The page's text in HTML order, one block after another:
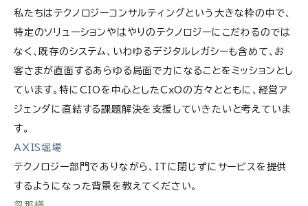
私たちはテクノロジーコンサルティングという大きな枠の中で、
特定のソリューションやはやりのテクノロジーにこだわるのでは
なく、既存のシステム、いわゆるデジタルレガシーも含めて、お
客さまが直面するあらゆる局面で力になることをミッションとし
ています。特にCIOを中心としたCxOの方々とともに、経営ア
ジェンダに直結する課題解決を支援していきたいと考えていま
す。
AXIS堀場
テクノロジー部門でありながら、ITに閉じずにサービスを提供
するようになった背景を教えてください。